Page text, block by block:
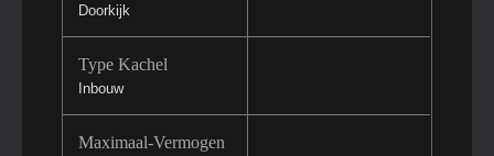
Doorkijk
Type Kachel
Inbouw
Maximaal-Vermogen